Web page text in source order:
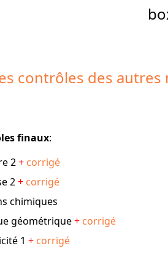
contrôles des autres
finaux:
2+ corrigé
2+ corrigé
chimiques
géométrique+ corrigé
1 + corrigé